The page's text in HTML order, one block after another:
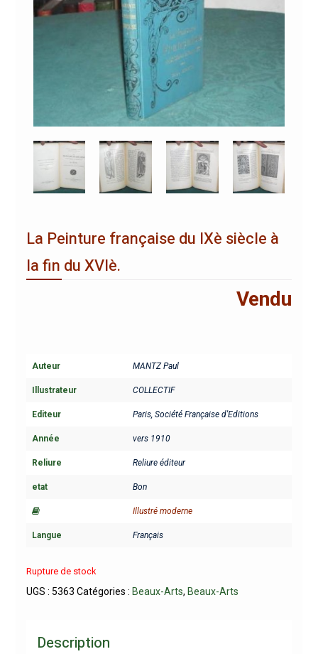
La Peinture française du IXè siècle à
la fin du XVIè.
Vendu
Auteur MANTZ Paul
Illustrateur COLLECTIF
Editeur Paris, Société Française d'Editions
Année vers 1910
Reliure Reliure éditeur
etat Bon
Illustré moderne
Langue Français
Rupture de stock
UGS : 5363 Catégories : Beaux-Arts, Beaux-Arts
Description